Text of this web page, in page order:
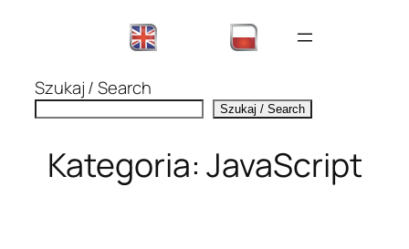
Szukaj / Search
Szukaj / Search
Kategoria:JavaScript